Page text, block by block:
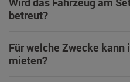
betreut?
Für welche Zwecke
mieten?